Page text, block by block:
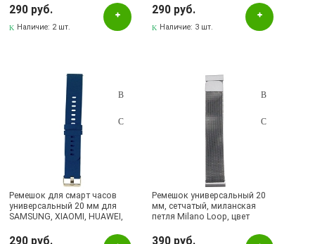
290 руб.
Наличие: 2 шт.
290 руб.
Наличие: 3 шт.
Ремешок для смарт часов
универсальный 20 мм для
SAMSUNG, XIAOMI, HUAWEI,
290 руб.
Ремешок универсальный 20
мм, сетчатый, миланская
петля Milano Loop, цвет
390 руб.